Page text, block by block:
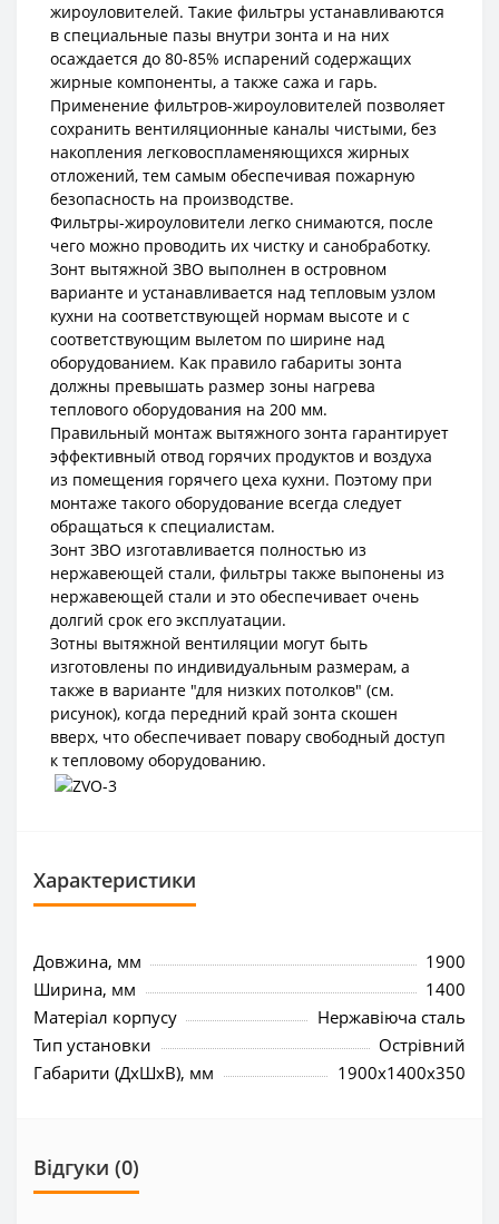
жироуловителей. Такие фильтры устанавливаются
в специальные пазы внутри зонта и на них
осаждается до 80-85% испарений содержащих
жирные компоненты, а также сажа и гарь.
Применение фильтров-жироуловителей позволяет
сохранить вентиляционные каналы чистыми, без
накопления легковоспламеняющихся жирных
отложений, тем самым обеспечивая пожарную
безопасность на производстве.
Фильтры-жироуловители легко снимаются, после
чего можно проводить их чистку и санобработку.
Зонт вытяжной ЗВО выполнен в островном
варианте и устанавливается над тепловым узлом
кухни на соответствующей нормам высоте и с
соответствующим вылетом по ширине над
оборудованием. Как правило габариты зонта
должны превышать размер зоны нагрева
теплового оборудования на 200 мм.
Правильный монтаж вытяжного зонта гарантирует
эффективный отвод горячих продуктов и воздуха
из помещения горячего цеха кухни. Поэтому при
монтаже такого оборудование всегда следует
обращаться к специалистам.
Зонт ЗВО изготавливается полностью из
нержавеющей стали, фильтры также выпонены из
нержавеющей стали и это обеспечивает очень
долгий срок его эксплуатации.
Зотны вытяжной вентиляции могут быть
изготовлены по индивидуальным размерам, а
также в варианте "для низких потолков" (см.
рисунок), когда передний край зонта скошен
вверх, что обеспечивает повару свободный доступ
к тепловому оборудованию.
Характеристики
Довжина, мм
1900
Ширина, мм
1400
Матеріал корпусу
Нержавіюча сталь
Тип установки
Острівний
Габарити (ДхШхВ), мм
1900x1400x350
Відгуки (0)